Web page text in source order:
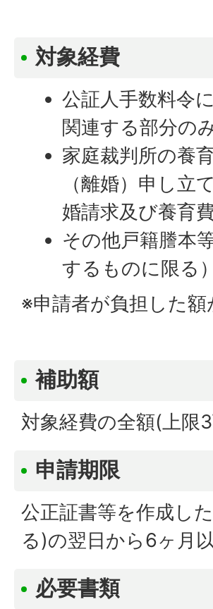
対象経費
公証人手数料令
関連する部分のみ
家庭裁判所の養
（離婚）申し立
婚請求及び養育
その他戸籍謄本
するものに限る
※申請者が負担した
補助額
対象経費の全額(上限
申請期限
公正証書等を作成し
る)の翌日から6ヶ月
必要書類